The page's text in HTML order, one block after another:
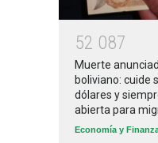
52 087
Muerte
boliviano: cuide
dólares y
abierta para
Economía y